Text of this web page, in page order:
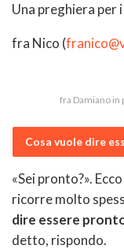
Una preghiera per
fra Nico (
fra Damiano in
Cosa vuole dire
«Sei pronto?».
ricorre molto
dire essere
detto, rispondo.